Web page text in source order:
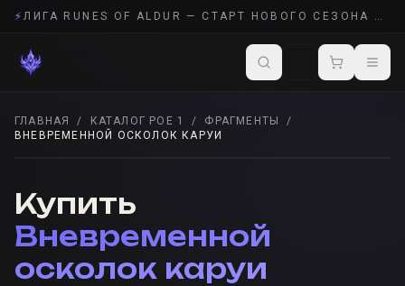
⚡ ЛИГА RUNES OF ALDUR — СТАРТ НОВОГО СЕЗОНА POE 2
ГЛАВНАЯ / КАТАЛОГ POE 1 / ФРАГМЕНТЫ
/
ВНЕВРЕМЕННОЙ ОСКОЛОК КАРУИ
Купить
Вневременной
осколок каруи